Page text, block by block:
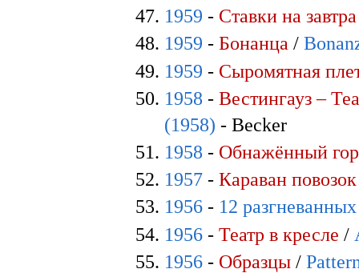
1959 - Ставки на завтра
1959 -Бонанца /
1959 - Сыромятная
1958 -Вестингауз –
(1958) - Becker
1958 - Обнажённый
1957 -Караван повозок
1956 - 12
1956 -Театр в кресле /
1956 - Образцы /